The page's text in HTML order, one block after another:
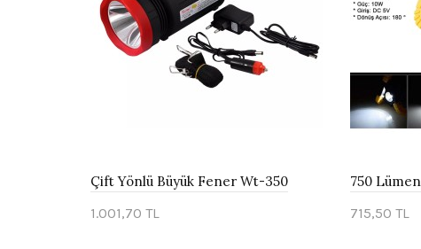
Çift Yönlü Büyük Fener Wt-350
1.001,70 TL
715,50 TL